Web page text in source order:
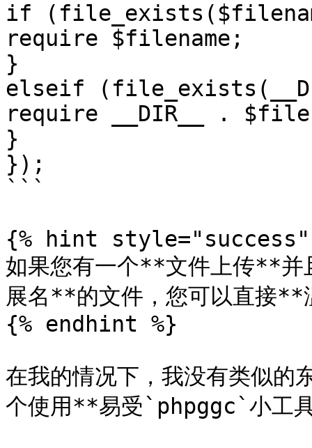
if
require $filename;
}
elseif
require __DIR__ .
}
});
```
{% hint style="success"
如果您有一个**文件上传**
展名**的文件，您可以直接
{% endhint %}
在我的情况下，我没有类似
个使用**易受`phpggc`小工